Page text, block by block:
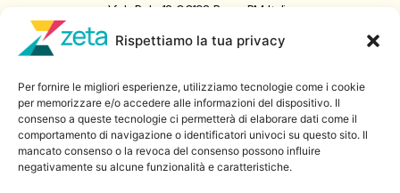
Rispettiamo la tua privacy
Per fornire le migliori esperienze, utilizziamo tecnologie come i cookie
per memorizzare e/o accedere alle informazioni del dispositivo. Il
consenso a queste tecnologie ci permetterà di elaborare dati come il
comportamento di navigazione o identificatori univoci su questo sito. Il
mancato consenso o la revoca del consenso possono influire
negativamente su alcune funzionalità e caratteristiche.
Viale Pola, 12, 00198 Roma RM, Italia
06 8522 5358
Iscriviti a
Zeta Data Lab
Iscriviti alla nostra newsletter